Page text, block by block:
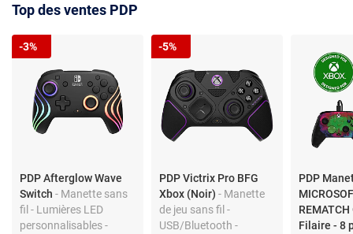
Top des ventes PDP
PDP Afterglow Wave
Switch - Manette sans
fil - Lumières LED
personnalisables -
-3%
PDP Victrix Pro BFG
Xbox (Noir) - Manette
de jeu sans fil -
USB/Bluetooth -
-5%
PDP
REMATCH
Filaire - 8